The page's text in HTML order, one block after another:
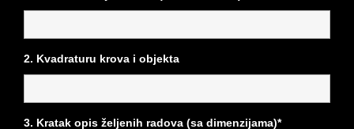
2. Kvadraturu krova i objekta
3. Kratak opis željenih radova (sa dimenzijama)*